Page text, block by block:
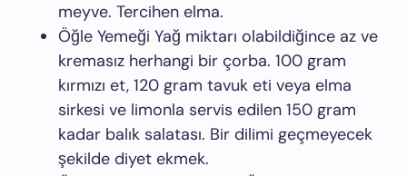
meyve. Tercihen elma.
Öğle Yemeği Yağ miktarı olabildiğince az ve
kremasız herhangi bir çorba. 100 gram
kırmızı et, 120 gram tavuk eti veya elma
sirkesi ve limonla servis edilen 150 gram
kadar balık salatası. Bir dilimi geçmeyecek
şekilde diyet ekmek.